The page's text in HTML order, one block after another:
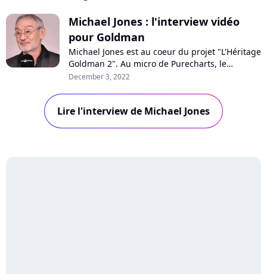
Michael Jones : l'interview vidéo
pour Goldman
Michael Jones est au coeur du projet "L'Héritage
Goldman 2". Au micro de Purecharts, le
guitariste se confie sur son lien avec Jean-
de l'album ou encore la présence de Céline
Dion sur le disque. Interview !
December 3, 2022
Lire l'interview de Michael Jones